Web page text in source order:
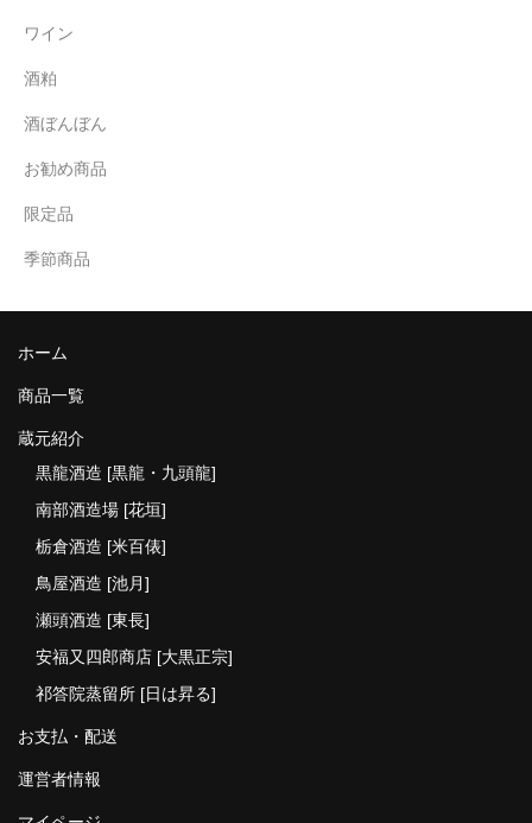
ワイン
酒粕
酒ぼんぼん
お勧め商品
限定品
季節商品
ホーム
商品一覧
蔵元紹介
黒龍酒造 [黒龍・九頭龍]
南部酒造場 [花垣]
栃倉酒造 [米百俵]
鳥屋酒造 [池月]
瀬頭酒造 [東長]
安福又四郎商店 [大黒正宗]
祁答院蒸留所 [日は昇る]
お支払・配送
運営者情報